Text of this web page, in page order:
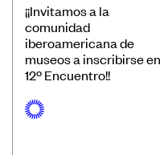
¡¡Invitamos a la
comunidad
iberoamericana de
museos a inscribirse
12º Encuentro!!